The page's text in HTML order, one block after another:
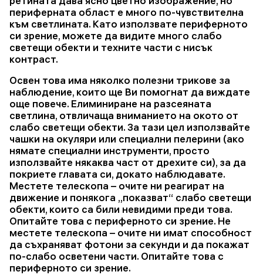
периферната област е много по-чувствителна
към светлината. Като използвате периферното
си зрение, можете да видите много слабо
светещи обекти и техните части с нисък
контраст.
Освен това има няколко полезни трикове за
наблюдение, които ще Ви помогнат да виждате
още повече. Елиминиране на разсеяната
светлина, отвличаща вниманието на окото от
слабо светещи обекти. За тази цел използвайте
чашки на окуляри или специални пелерини (ако
нямате специални инструменти, просто
използвайте някаква част от дрехите си), за да
покриете главата си, докато наблюдавате.
Местете телескопа – очите ни реагират на
движение и понякога „показват“ слабо светещи
обекти, които са били невидими преди това.
Опитайте това с периферното си зрение. Не
местете телескопа – очите ни имат способност
да съхраняват фотони за секунди и да покажат
по-слабо осветени части. Опитайте това с
периферното си зрение.